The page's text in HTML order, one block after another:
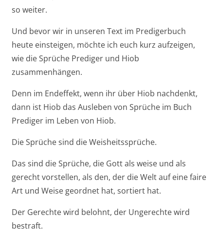
so weiter.
Und bevor wir in unseren Text im Predigerbuch
heute einsteigen, möchte ich euch kurz aufzeigen,
wie die Sprüche Prediger und Hiob
zusammenhängen.
Denn im Endeffekt, wenn ihr über Hiob nachdenkt,
dann ist Hiob das Ausleben von Sprüche im Buch
Prediger im Leben von Hiob.
Die Sprüche sind die Weisheitssprüche.
Das sind die Sprüche, die Gott als weise und als
gerecht vorstellen, als den, der die Welt auf eine faire
Art und Weise geordnet hat, sortiert hat.
Der Gerechte wird belohnt, der Ungerechte wird
bestraft.